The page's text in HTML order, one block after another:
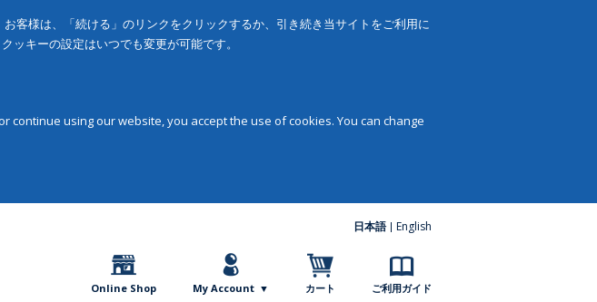
客様は、「続ける」のリンクをクリックするか、引き続き当サイトをご利用に
ッキーの設定はいつでも変更が可能です。
using our website, you accept the use of cookies. You can change
日本語 English
Online Shop My Account カート ご利用ガイド